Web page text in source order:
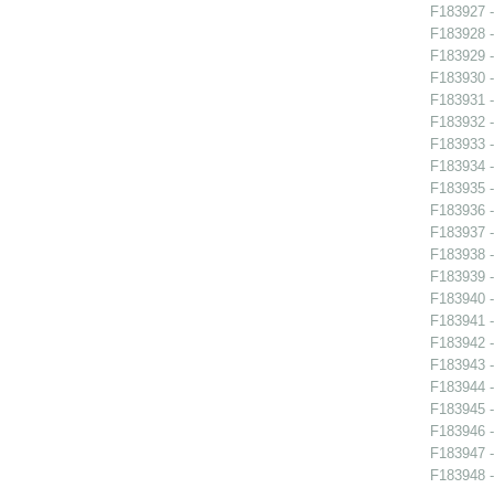
F183927
F183928
F183929
F183930
F183931
F183932
F183933
F183934
F183935
F183936
F183937
F183938
F183939
F183940
F183941
F183942
F183943
F183944
F183945
F183946
F183947
F183948